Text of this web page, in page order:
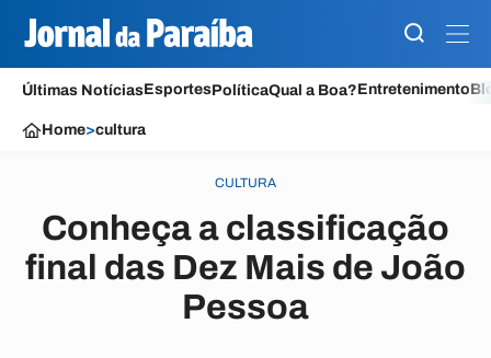
Últimas NotíciasEsportesPolíticaQual a Boa?Entretenimento
Home>cultura
CULTURA
Conheça a classificação
final das Dez Mais de João
Pessoa